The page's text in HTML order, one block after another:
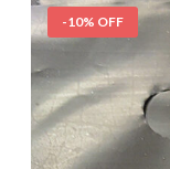
-10% OFF